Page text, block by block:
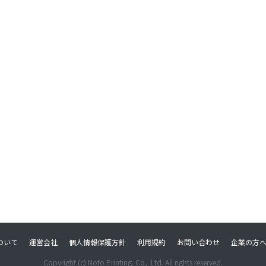
いて 運営会社 個人情報保護方針 利用規約 お問い合わせ
企業の方
Copyright (c) Noto Printing. Co,. Ltd. All rights reserved.